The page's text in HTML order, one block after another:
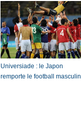
Universiade : le Japon
remporte le football masculin